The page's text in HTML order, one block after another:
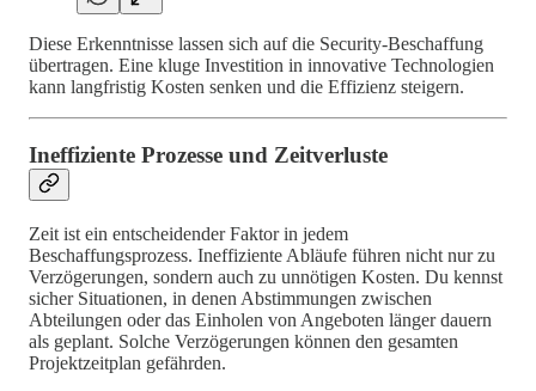
Diese Erkenntnisse lassen sich auf die Security-Beschaffung
übertragen. Eine kluge Investition in innovative Technologien
kann langfristig Kosten senken und die Effizienz steigern.
Ineffiziente Prozesse und Zeitverluste
Zeit ist ein entscheidender Faktor in jedem
Beschaffungsprozess. Ineffiziente Abläufe führen nicht nur zu
Verzögerungen, sondern auch zu unnötigen Kosten. Du kennst
sicher Situationen, in denen Abstimmungen zwischen
Abteilungen oder das Einholen von Angeboten länger dauern
als geplant. Solche Verzögerungen können den gesamten
Projektzeitplan gefährden.